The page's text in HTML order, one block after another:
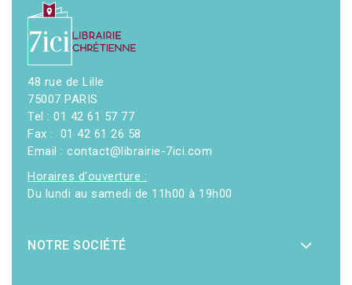
48 rue de Lille
75007 PARIS
Tel : 01 42 61 57 77
Fax : 01 42 61 26 58
Email : contact@librairie-7ici.com
Horaires d'ouverture :
Du lundi au samedi de 11h00 à 19h00
NOTRE SOCIÉTÉ